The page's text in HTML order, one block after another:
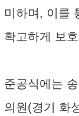
미하며, 이를
확고하게 보
준공식에는
의원(경기 화